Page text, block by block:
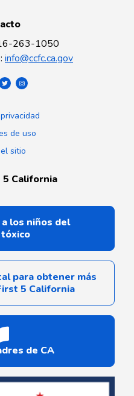
263-1050
: info@ccfc.ca.gov
de uso
sitio
California
los niños del
para obtener más
5 California
de CA